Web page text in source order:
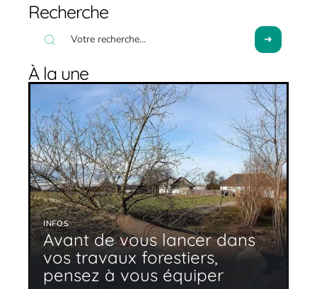
Recherche
À la une
INFOS
Avant de vous lancer dans
vos travaux forestiers,
pensez à vous équiper